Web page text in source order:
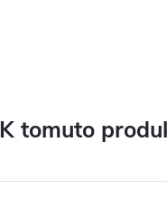
K tomuto